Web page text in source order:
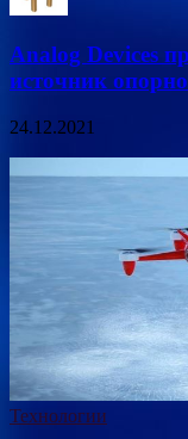
Analog Devices
источник
24.12.2021
Технологии